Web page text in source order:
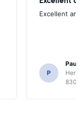
Excellent
P
Paul
8300